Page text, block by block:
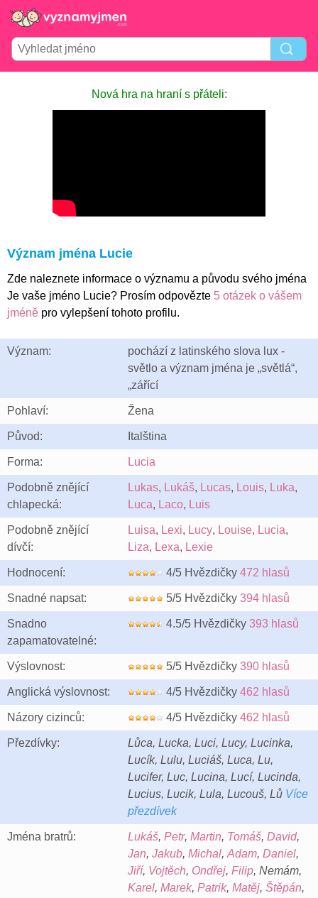
Nová hra na hraní s přáteli:
Význam jména Lucie
Zde naleznete informace o významu a původu svého jména
Je vaše jméno Lucie? Prosím odpovězte 5 otázek o vášem
jméně pro vylepšení tohoto profilu.
Význam:
pochází z latinského slova lux -
světlo a význam jména je „světlá“,
„zářící
Pohlaví: Žena
Původ: Italština
Forma: Lucia
Podobně znějící
chlapecká:
Lukas, Lukáš, Lucas, Louis, Luka,
Luca, Laco, Luis
Podobně znějící
dívčí:
Luisa, Lexi, Lucy, Louise, Lucia,
Liza, Lexa, Lexie
Hodnocení: 4/5 Hvězdičky 472 hlasů
Snadné napsat: 5/5 Hvězdičky 394 hlasů
Snadno
zapamatovatelné:
4.5/5 Hvězdičky 393 hlasů
Výslovnost: 5/5 Hvězdičky 390 hlasů
Anglická výslovnost: 4/5 Hvězdičky 462 hlasů
Názory cizinců: 4/5 Hvězdičky 462 hlasů
Přezdívky:
Lůca, Lucka, Luci, Lucy, Lucinka,
Lucík, Lulu, Luciáš, Luca, Lu,
Lucifer, Luc, Lucina, Lucí, Lucinda,
Lucius, Lucik, Lula, Lucouš, Lů Více
přezdívek
Jména bratrů: Lukáš, Petr, Martin, Tomáš, David,
Jan, Jakub, Michal, Adam, Daniel,
Jiří, Vojtěch, Ondřej, Filip, Nemám,
Karel, Marek, Patrik, Matěj, Štěpán,